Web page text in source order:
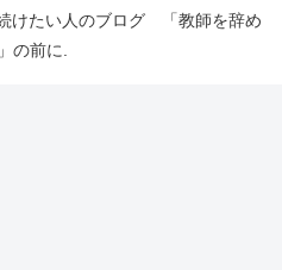
けたい人のブログ 「教師を辞め
の前に.